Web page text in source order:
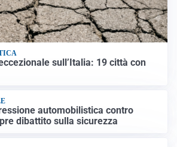
sull’Italia: 19 città con
automobilistica contro
dibattito sulla sicurezza